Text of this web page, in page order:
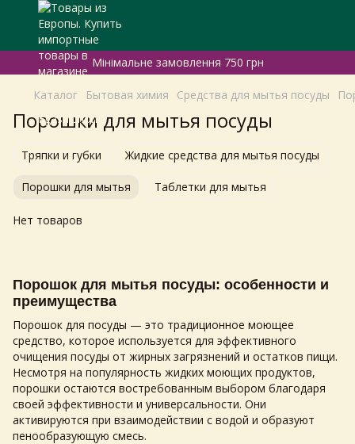
Мінімальне замовлення 750 грн
Каталог Бытовая химия Средства для мытья посуды
Порошки для мытья посуды
Тряпки и губки Жидкие средства для мытья посуды
Порошки для мытья Таблетки для мытья
Нет товаров
Порошок для мытья посуды: особенности и
преимущества
Порошок для посуды — это традиционное моющее
средство, которое используется для эффективного
очищения посуды от жирных загрязнений и остатков пищи.
Несмотря на популярность жидких моющих продуктов,
порошки остаются востребованным выбором благодаря
своей эффективности и универсальности. Они
активируются при взаимодействии с водой и образуют
пенообразующую смесь.